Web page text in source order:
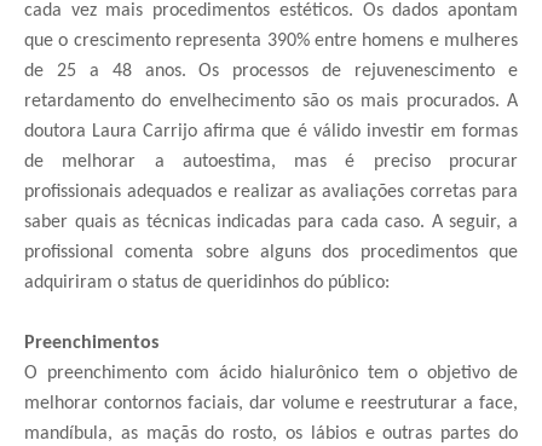
cada vez mais procedimentos estéticos. Os dados apontam
que o crescimento representa 390% entre homens e mulheres
de 25 a 48 anos. Os processos de rejuvenescimento e
retardamento do envelhecimento são os mais procurados. A
doutora Laura Carrijo afirma que é válido investir em formas
de melhorar a autoestima, mas é preciso procurar
profissionais adequados e realizar as avaliações corretas para
saber quais as técnicas indicadas para cada caso. A seguir, a
profissional comenta sobre alguns dos procedimentos que
adquiriram o status de queridinhos do público:
Preenchimentos
O preenchimento com ácido hialurônico tem o objetivo de
melhorar contornos faciais, dar volume e reestruturar a face,
mandíbula, as maçãs do rosto, os lábios e outras partes do